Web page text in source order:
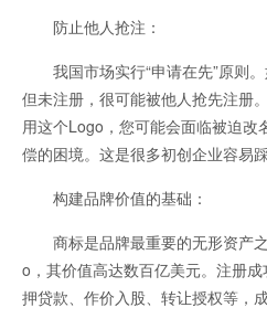
防止他人抢注：
我国市场实行“申请在先”原则
但未注册，很可能被他人抢先注册
用这个Logo，您可能会面临被迫
偿的困境。这是很多初创企业容易踩
构建品牌价值的基础：
商标是品牌最重要的无形资产
o，其价值高达数百亿美元。注册
押贷款、作价入股、转让授权等，